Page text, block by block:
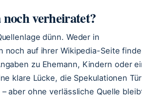
verheiratet?
dünn. Weder in
noch auf ihrer Wikipedia-Seite
zu Ehemann, Kindern oder
klare Lücke, die Spekulationen Tür
aber ohne verlässliche Quelle